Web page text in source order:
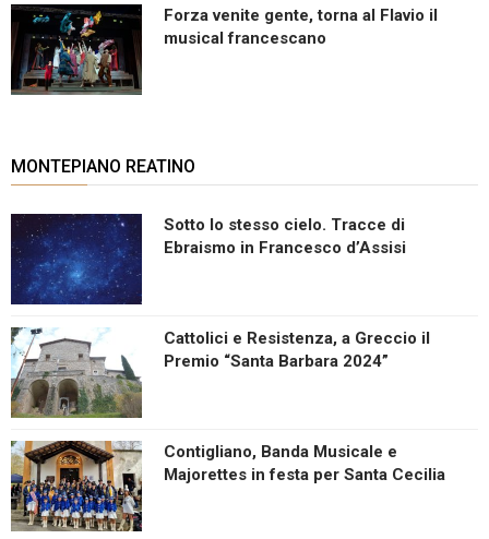
Forza venite gente, torna al Flavio il
musical francescano
MONTEPIANO REATINO
Sotto lo stesso cielo. Tracce di
Ebraismo in Francesco d’Assisi
Cattolici e Resistenza, a Greccio il
Premio “Santa Barbara 2024”
Contigliano, Banda Musicale e
Majorettes in festa per Santa Cecilia